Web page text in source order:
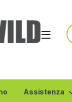
Assistenza